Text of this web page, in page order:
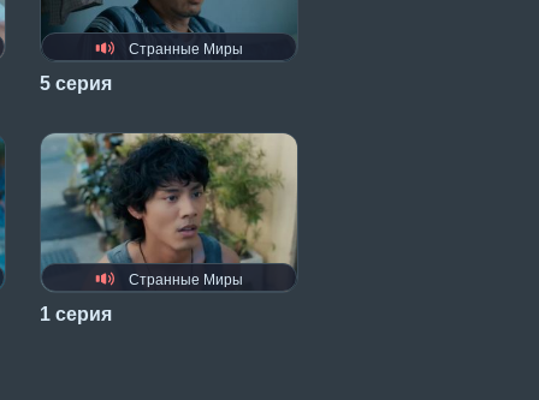
Странные Миры
5 серия
Странные Миры
1 серия